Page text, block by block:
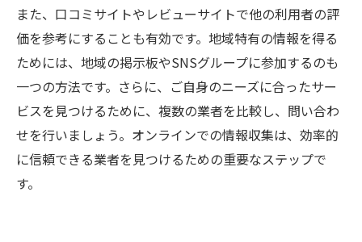
また、口コミサイトやレビューサイトで他の利用者の評
価を参考にすることも有効です。地域特有の情報を得る
ためには、地域の掲示板やSNSグループに参加するのも
一つの方法です。さらに、ご自身のニーズに合ったサー
ビスを見つけるために、複数の業者を比較し、問い合わ
せを行いましょう。オンラインでの情報収集は、効率的
に信頼できる業者を見つけるための重要なステップで
す。